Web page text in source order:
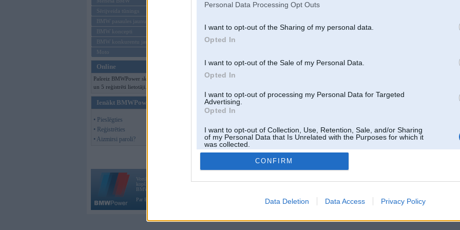
Personal Data Processing Opt Outs
I want to opt-out of the Sharing of my personal data.
Opted In
I want to opt-out of the Sale of my Personal Data.
Opted In
I want to opt-out of processing my Personal Data for Targeted
Advertising.
Opted In
I want to opt-out of Collection, Use, Retention, Sale, and/or Sharing
of my Personal Data that Is Unrelated with the Purposes for which it
was collected.
Opted Out
CONFIRM
Data Deletion Data Access Privacy Policy
Sērijveida tūnings
BMW pasaules jaunumi
BMW koncepti
BMW konkurentu jaunumi
Moto
Online
Pašreiz BMWPower skatās 80 viesi
un 5 reģistrēti lietotāji.
Ienākt BMWPower
• Pieslēgties
• Reģistrēties
• Aizmirsi paroli?
Vortāls BMWPower.lv darbojas
kopš 2002. gada 14. maija. Tas nav auto klubs un nav saistīts ar
BMW AG.
Par BMWPower